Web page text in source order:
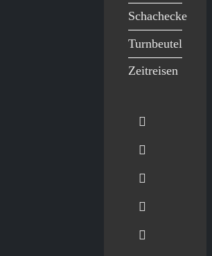
Schachecke
Turnbeutel
Zeitreisen